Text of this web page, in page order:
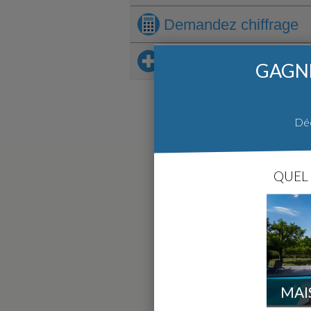
Demandez chiffrage
Sur le même thème
QUEL